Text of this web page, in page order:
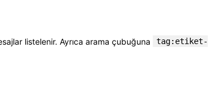
listelenir. Ayrıca arama çubuğuna
tag:etiket-